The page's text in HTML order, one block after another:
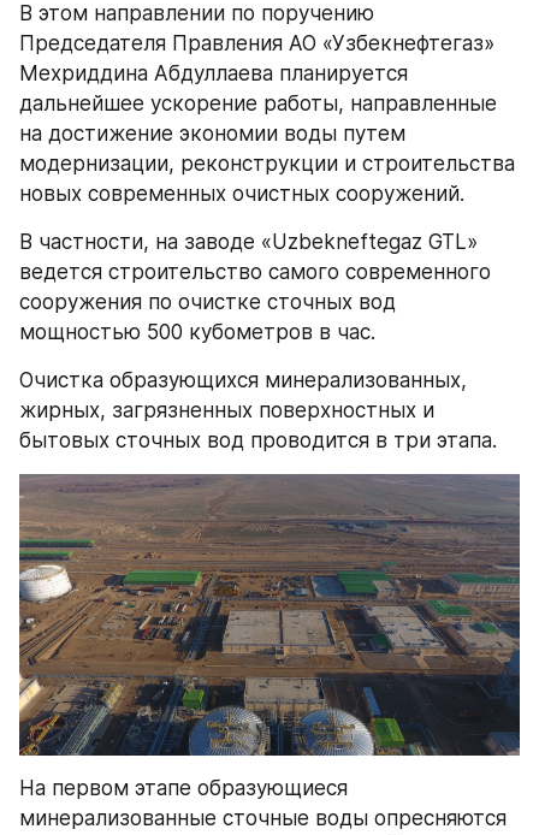
В этом направлении по поручению
Председателя Правления АО «Узбекнефтегаз»
Мехриддина Абдуллаева планируется
дальнейшее ускорение работы, направленные
на достижение экономии воды путем
модернизации, реконструкции и строительства
новых современных очистных сооружений.
В частности, на заводе «Uzbekneftegaz GTL»
ведется строительство самого современного
сооружения по очистке сточных вод
мощностью 500 кубометров в час.
Очистка образующихся минерализованных,
жирных, загрязненных поверхностных и
бытовых сточных вод проводится в три этапа.
На первом этапе образующиеся
минерализованные сточные воды опресняются